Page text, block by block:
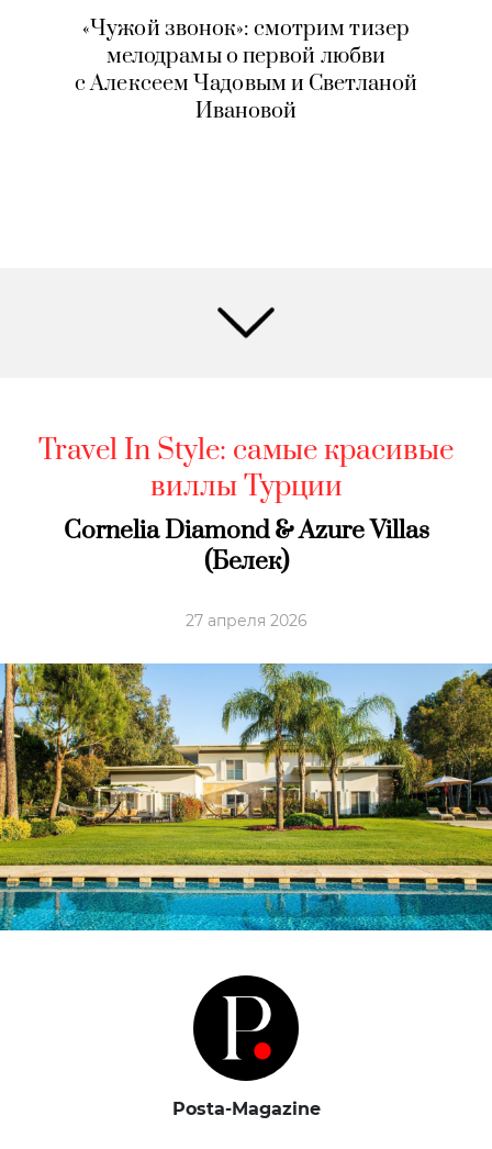
«Чужой звонок»: смотрим тизер
мелодрамы о первой любви
с Алексеем Чадовым и Светланой
Ивановой
Travel In Style: самые красивые
виллы Турции
Cornelia Diamond & Azure Villas
(Белек)
27 апреля 2026
Posta-Magazine